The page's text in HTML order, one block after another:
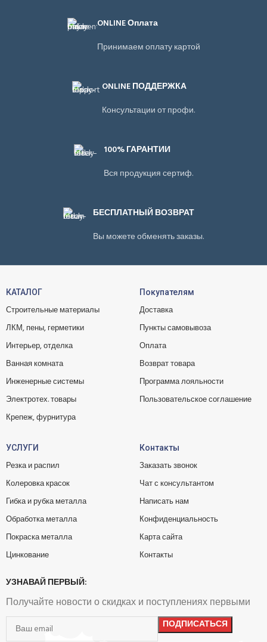
ONLINE Оплата
Принимаем оплату картой
ONLINE ПОДДЕРЖКА
Консультации от профи.
100% ГАРАНТИИ
Вся продукция сертиф.
БЕСПЛАТНЫЙ ВОЗВРАТ
Вы можете обменять заказы.
КАТАЛОГ
Строительные материалы
ЛКМ, пены, герметики
Интерьер, отделка
Ванная комната
Инженерные системы
Электротех. товары
Крепеж, фурнитура
Покупателям
Доставка
Пункты самовывоза
Оплата
Возврат товара
Программа лояльности
Пользовательское соглашение
УСЛУГИ
Резка и распил
Колеровка красок
Гибка и рубка металла
Обработка металла
Покраска металла
Цинкование
Контакты
Заказать звонок
Чат с консультантом
Написать нам
Конфиденциальность
Карта сайта
Контакты
УЗНАВАЙ ПЕРВЫЙ:
Получайте новости о скидках и поступлениях первыми